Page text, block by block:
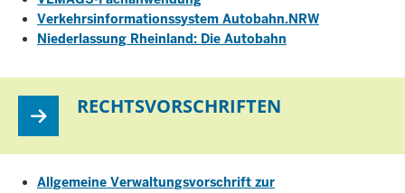
Verkehrsinformationssystem Autobahn.NRW
Niederlassung Rheinland: Die Autobahn
RECHTSVORSCHRIFTEN
Allgemeine Verwaltungsvorschrift zur